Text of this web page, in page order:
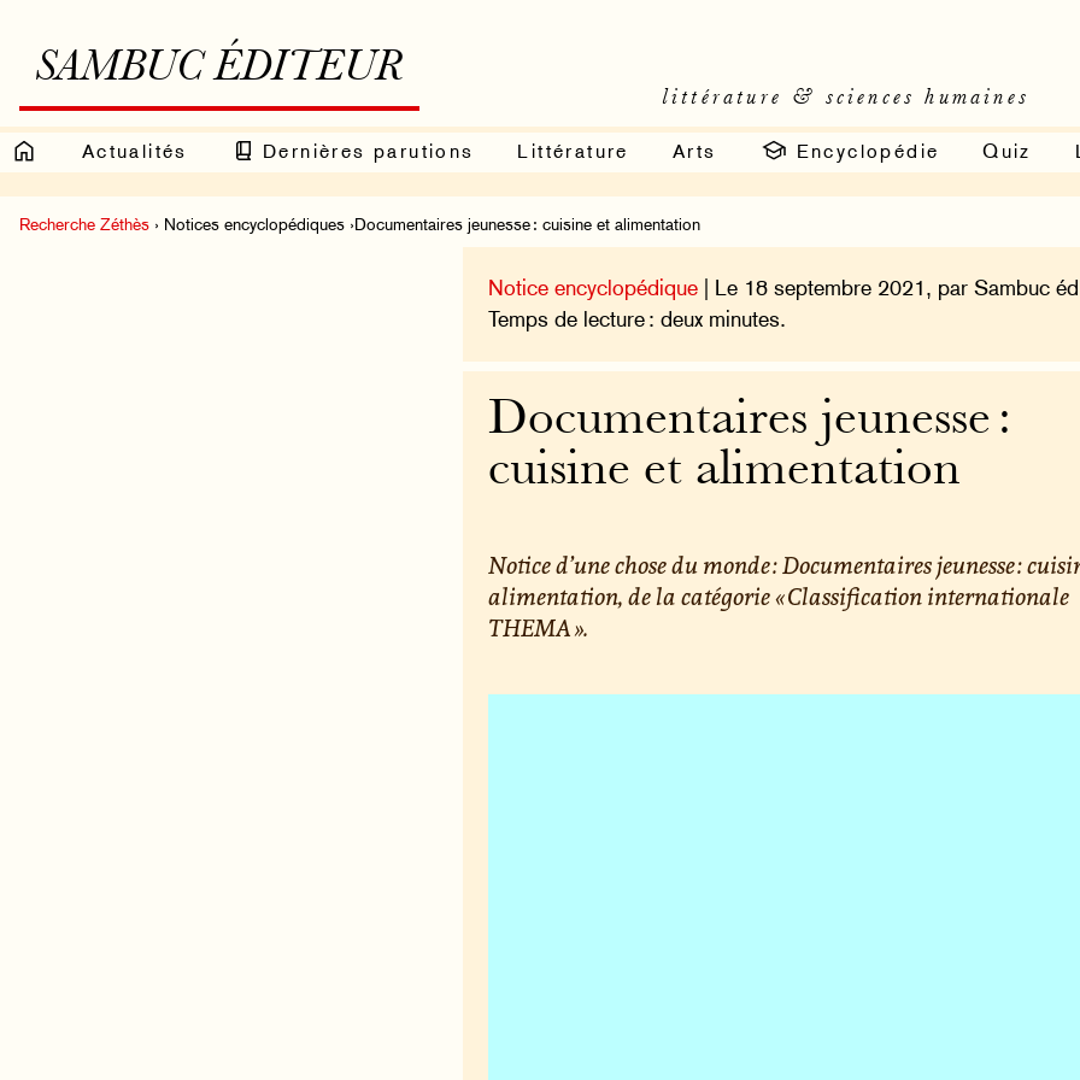
SAMBUC ÉDITEUR
littérature & sciences humaines
Actualités Dernières parutions Littérature Arts Encyclopédie Quiz
Recherche Zéthès › Notices encyclopédiques ›Documentaires jeunesse : cuisine et alimentation
Notice encyclopédique | Le 18 septembre 2021, par Sambuc
Temps de lecture : deux minutes.
Documentaires jeunesse :
cuisine et alimentation
Notice d’une chose du monde : Documentaires jeunesse :
alimentation, de la catégorie « Classification internationale
THEMA ».